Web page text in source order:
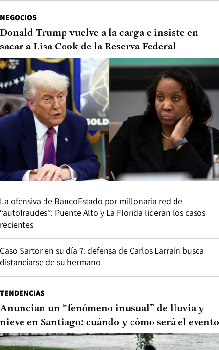
NEGOCIOS
Donald Trump vuelve a la carga e insiste en
sacar a Lisa Cook de la Reserva Federal
La ofensiva de BancoEstado por millonaria red de
“autofraudes”: Puente Alto y La Florida lideran los casos
recientes
Caso Sartor en su día 7: defensa de Carlos Larraín busca
distanciarse de su hermano
TENDENCIAS
Anuncian un “fenómeno inusual” de lluvia y
nieve en Santiago: cuándo y cómo será el evento